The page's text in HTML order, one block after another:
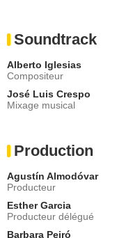
Soundtrack
Alberto Iglesias
Compositeur
José Luis Crespo
Mixage musical
Production
Agustín Almodóvar
Producteur
Esther Garcia
Producteur délégué
Barbara Peiró